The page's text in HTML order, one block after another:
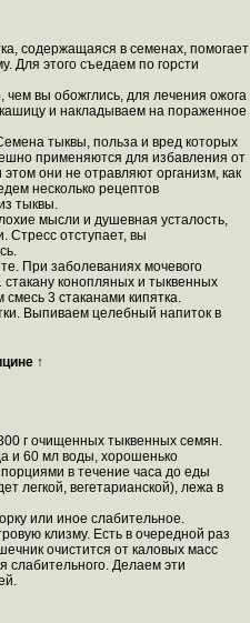
содержащаяся в семенах, помогает
Для этого съедаем по горсти
чем вы обожглись, для лечения ожога
и накладываем на пораженное
тыквы, польза и вред которых
применяются для избавления от
этом они не отравляют организм, как
несколько рецептов
тыквы.
мысли и душевная усталость,
Стресс отступает, вы
При заболеваниях мочевого
конопляных и тыквенных
3 стаканами кипятка.
Выпиваем целебный напиток в
↑
г очищенных тыквенных семян.
и 60 мл воды, хорошенько
в течение часа до еды
легкой, вегетарианской), лежа в
или иное слабительное.
клизму. Есть в очередной раз
очистится от каловых масс
слабительного. Делаем эти